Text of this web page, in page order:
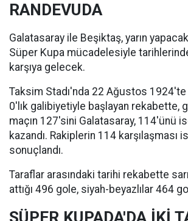
RANDEVUDA
Galatasaray ile Beşiktaş, yarın
Süper Kupa mücadelesiyle
karşıya gelecek.
Taksim Stadı'nda 22 Ağustos 1924'te
0'lık galibiyetiyle başlayan rekabette,
maçın 127'sini Galatasaray, 114'ünü
kazandı. Rakiplerin 114 karşılaşması
sonuçlandı.
Taraflar arasındaki tarihi rekabette sarı-
attığı 496 gole, siyah-beyazlılar 464
SÜPER KUPADA'DA İKİ